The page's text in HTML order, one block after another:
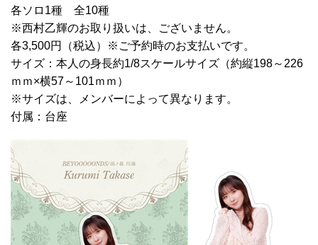
各ソロ1種 全10種
※西村乙輝のお取り扱いは、ございません。
各3,500円（税込）※ご予約時のお支払いです。
サイズ：本人の身長約1/8スケールサイズ（約縦198～226
ｍｍ×横57～101ｍｍ）
※サイズは、メンバーによって異なります。
付属：台座